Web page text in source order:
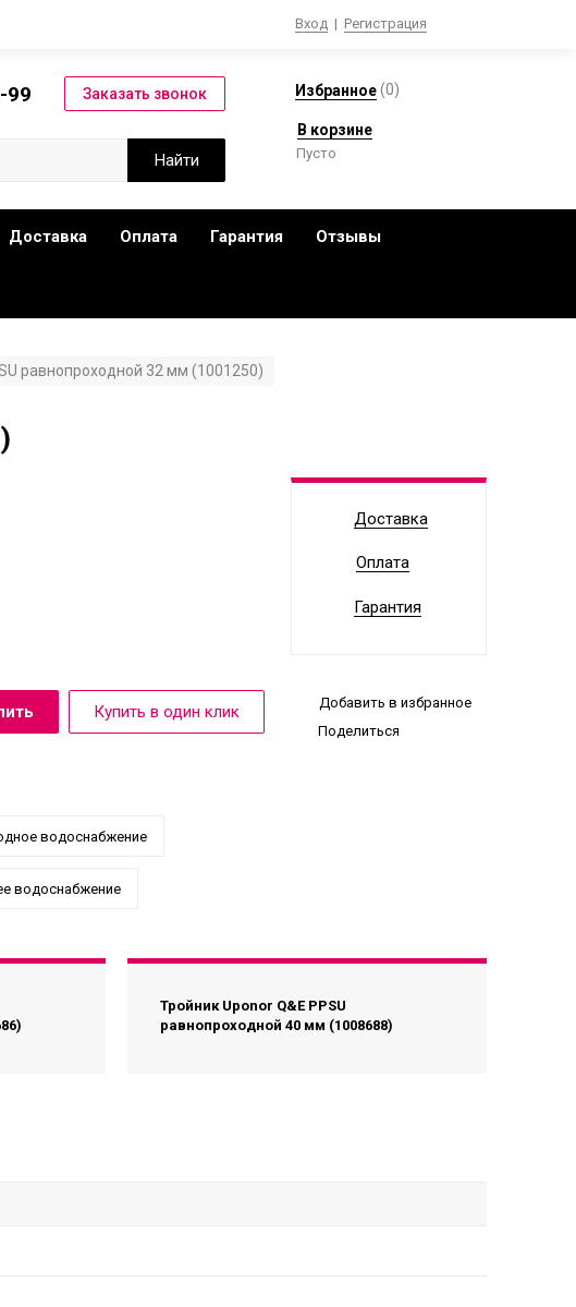
Вход | Регистрация
99 Избранное(0)
В корзине
Пусто
Доставка Оплата Гарантия Отзывы
равнопроходной 32 мм (1001250)
Доставка
Оплата
Гарантия
Добавить в избранное
Поделиться
водоснабжение
водоснабжение
Тройник Uponor Q&E PPSU
равнопроходной 40 мм (1008688)